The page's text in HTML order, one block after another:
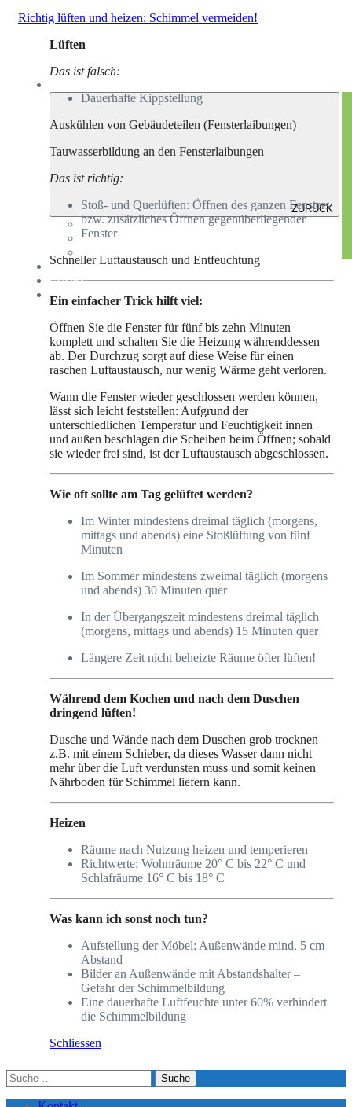
ZURÜCK
Verkauf
Verwaltung
Mieterservice
Über uns
Kontakt
Richtig lüften und heizen: Schimmel vermeiden!
Lüften
Das ist falsch:
Dauerhafte Kippstellung
Auskühlen von Gebäudeteilen (Fensterlaibungen)
Tauwasserbildung an den Fensterlaibungen
Das ist richtig:
Stoß- und Querlüften: Öffnen des ganzen Fensters
bzw. zusätzliches Öffnen gegenüberliegender
Fenster
Schneller Luftaustausch und Entfeuchtung
Ein einfacher Trick hilft viel:
Öffnen Sie die Fenster für fünf bis zehn Minuten
komplett und schalten Sie die Heizung währenddessen
ab. Der Durchzug sorgt auf diese Weise für einen
raschen Luftaustausch, nur wenig Wärme geht verloren.
Wann die Fenster wieder geschlossen werden können,
lässt sich leicht feststellen: Aufgrund der
unterschiedlichen Temperatur und Feuchtigkeit innen
und außen beschlagen die Scheiben beim Öffnen; sobald
sie wieder frei sind, ist der Luftaustausch abgeschlossen.
Wie oft sollte am Tag gelüftet werden?
Im Winter mindestens dreimal täglich (morgens,
mittags und abends) eine Stoßlüftung von fünf
Minuten
Im Sommer mindestens zweimal täglich (morgens
und abends) 30 Minuten quer
In der Übergangszeit mindestens dreimal täglich
(morgens, mittags und abends) 15 Minuten quer
Längere Zeit nicht beheizte Räume öfter lüften!
Während dem Kochen und nach dem Duschen
dringend lüften!
Dusche und Wände nach dem Duschen grob trocknen
z.B. mit einem Schieber, da dieses Wasser dann nicht
mehr über die Luft verdunsten muss und somit keinen
Nährboden für Schimmel liefern kann.
Heizen
Räume nach Nutzung heizen und temperieren
Richtwerte: Wohnräume 20° C bis 22° C und
Schlafräume 16° C bis 18° C
Was kann ich sonst noch tun?
Aufstellung der Möbel: Außenwände mind. 5 cm
Abstand
Bilder an Außenwände mit Abstandshalter –
Gefahr der Schimmelbildung
Eine dauerhafte Luftfeuchte unter 60% verhindert
die Schimmelbildung
Schliessen
Suche
nach: